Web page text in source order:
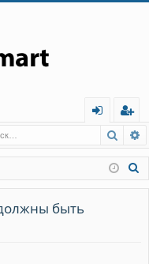
д
г
ис
тр
быть